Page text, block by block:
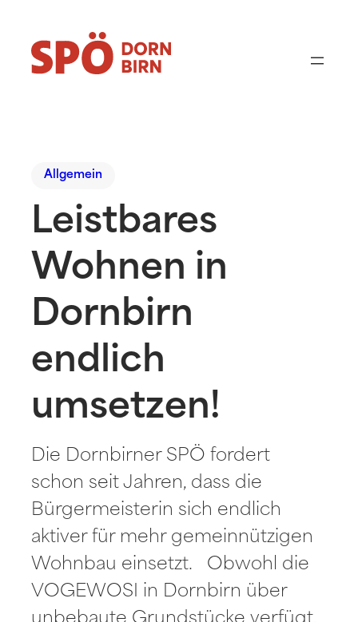
Allgemein
Leistbares
Wohnen in
Dornbirn
endlich
umsetzen!
Die Dornbirner SPÖ fordert
schon seit Jahren, dass die
Bürgermeisterin sich endlich
aktiver für mehr gemeinnützigen
Wohnbau einsetzt. Obwohl die
VOGEWOSI in Dornbirn über